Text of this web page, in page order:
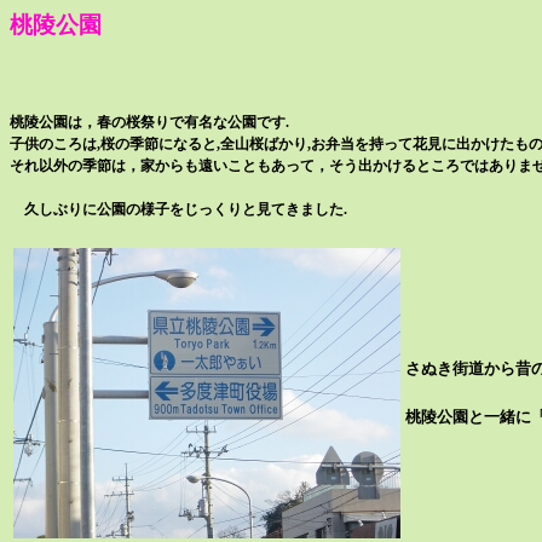
桃陵公園
桃陵公園は，春の桜祭りで有名な公園です.
子供のころは,桜の季節になると,全山桜ばかり,お弁当を持って花見に出かけたも
それ以外の季節は，家からも遠いこともあって，そう出かけるところではあり
久しぶりに公園の様子をじっくりと見てきました.
さぬき街道から昔
桃陵公園と一緒に